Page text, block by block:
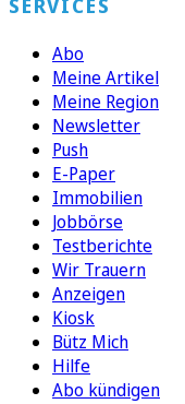
SERVICES
Abo
Meine Artikel
Meine Region
Newsletter
Push
E-Paper
Immobilien
Jobbörse
Testberichte
Wir Trauern
Anzeigen
Kiosk
Bütz Mich
Hilfe
Abo kündigen